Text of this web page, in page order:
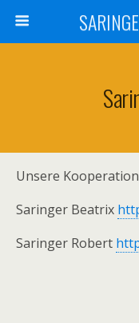
Unsere
Saringer Beatrix
Saringer Robert